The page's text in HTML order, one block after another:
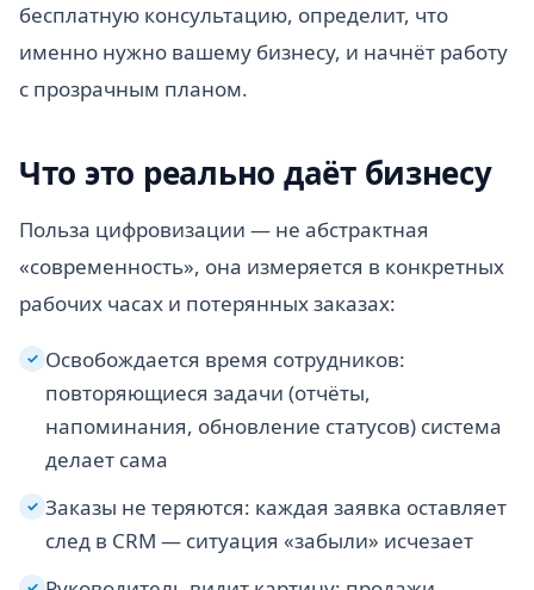
бесплатную консультацию, определит, что
именно нужно вашему бизнесу, и начнёт работу
с прозрачным планом.
Что это реально даёт бизнесу
Польза цифровизации — не абстрактная
«современность», она измеряется в конкретных
рабочих часах и потерянных заказах:
✓ Освобождается время сотрудников:
повторяющиеся задачи (отчёты,
напоминания, обновление статусов) система
делает сама
✓ Заказы не теряются: каждая заявка оставляет
след в CRM — ситуация «забыли» исчезает